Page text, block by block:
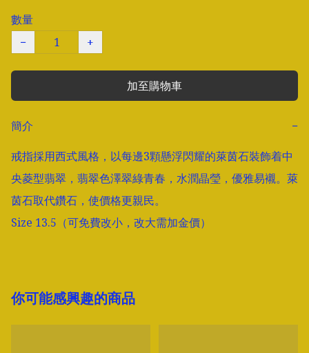
數量
−
+
加至購物車
簡介
−
戒指採用西式風格，以每邊3顆懸浮閃耀的萊茵石裝飾着中
央菱型翡翠，翡翠色澤翠綠青春，水潤晶瑩，優雅易襯。萊
茵石取代鑽石，使價格更親民。
Size 13.5（可免費改小，改大需加金價）
你可能感興趣的商品